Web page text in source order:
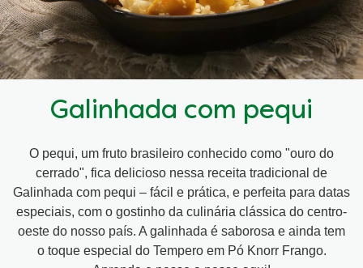
Galinhada com pequi
O pequi, um fruto brasileiro conhecido como "ouro do
cerrado", fica delicioso nessa receita tradicional de
Galinhada com pequi – fácil e prática, e perfeita para datas
especiais, com o gostinho da culinária clássica do centro-
oeste do nosso país. A galinhada é saborosa e ainda tem
o toque especial do Tempero em Pó Knorr Frango.